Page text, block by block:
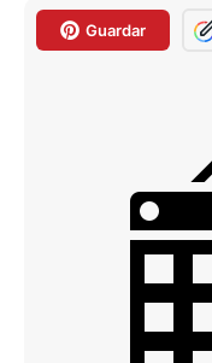
Guardar